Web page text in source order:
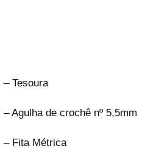
– Tesoura
– Agulha de crochê nº 5,5mm
– Fita Métrica